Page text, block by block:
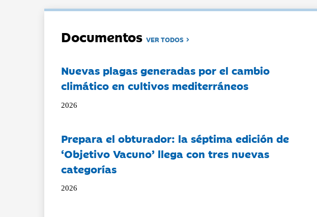
DocumentosVER TODOS
Nuevas plagas generadas por el cambio
climático en cultivos mediterráneos
2026
Prepara el obturador: la séptima edición de
‘Objetivo Vacuno’ llega con tres nuevas
categorías
2026